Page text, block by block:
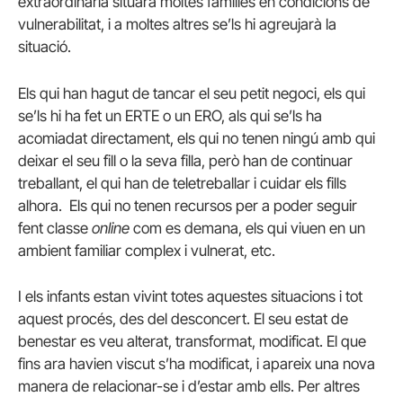
vulnerabilitat, i a moltes altres se’ls hi agreujarà la
situació.
Els qui han hagut de tancar el seu petit negoci, els qui
se’ls hi ha fet un ERTE o un ERO, als qui se’ls ha
acomiadat directament, els qui no tenen ningú amb qui
deixar el seu fill o la seva filla, però han de continuar
treballant, el qui han de teletreballar i cuidar els fills
alhora. Els qui no tenen recursos per a poder seguir
fent classe online com es demana, els qui viuen en un
ambient familiar complex i vulnerat, etc.
I els infants estan vivint totes aquestes situacions i tot
aquest procés, des del desconcert. El seu estat de
benestar es veu alterat, transformat, modificat. El que
fins ara havien viscut s’ha modificat, i apareix una nova
manera de relacionar-se i d’estar amb ells. Per altres